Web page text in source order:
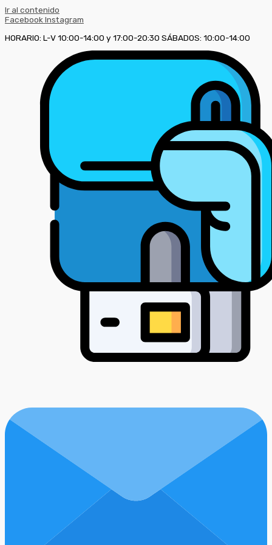
Ir al contenido
FacebookInstagram
HORARIO: L-V 10:00-14:00 y 17:00-20:30 SÁBADOS: 10:00-14:00